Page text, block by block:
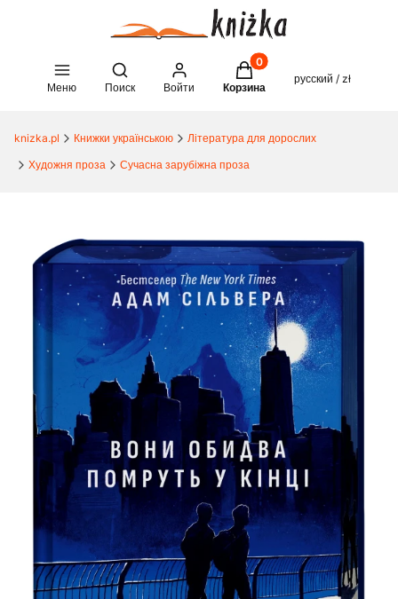
Меню
Open search engine
Поиск Войти
Товары в корзине: 0.
Корзина
русский / zł
knizka.pl Книжки українською
Література для дорослих
Художня проза
Сучасна зарубіжна проза